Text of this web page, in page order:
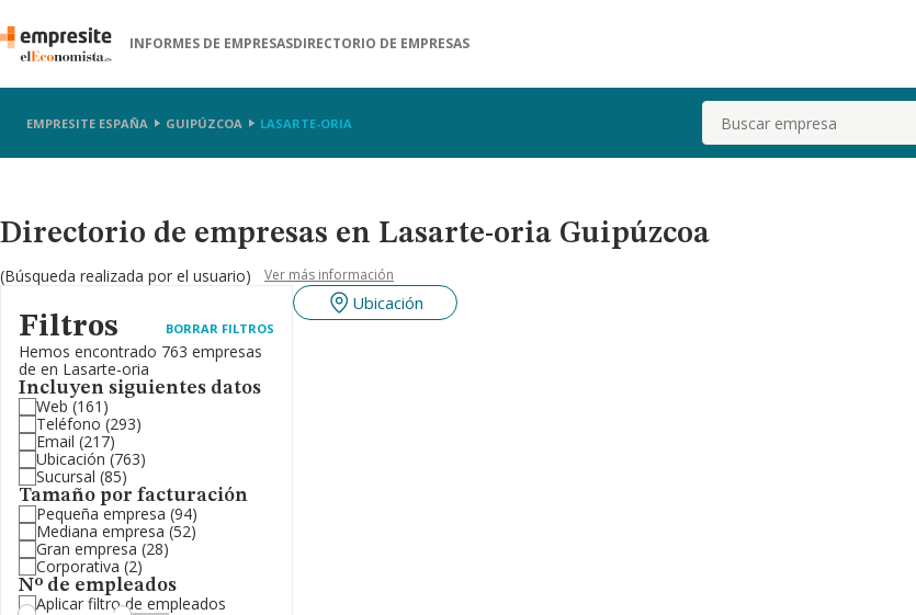
INFORMES DE EMPRESASDIRECTORIO DE EMPRESAS
EMPRESITE ESPAÑA GUIPÚZCOA LASARTE-ORIA Buscar
Directorio de empresas en Lasarte-oria Guipúzcoa
(Búsqueda realizada por el usuario) Ver más información
Filtros BORRAR FILTROS
Hemos encontrado 763 empresas
de en Lasarte-oria
Incluyen siguientes datos
Web (161)
Teléfono (293)
Email (217)
Ubicación (763)
Sucursal (85)
Tamaño por facturación
Pequeña empresa (94)
Mediana empresa (52)
Gran empresa (28)
Corporativa (2)
Nº de empleados
Aplicar filtro de empleados
Ubicación